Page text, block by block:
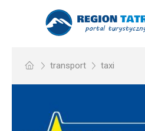
transport taxi